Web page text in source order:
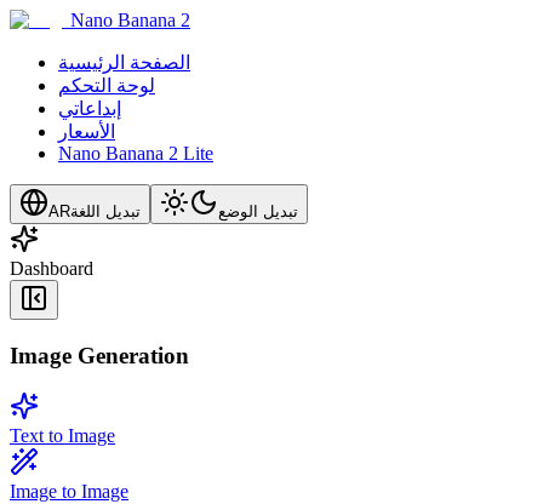
Nano Banana 2
الصفحة الرئيسية
لوحة التحكم
إبداعاتي
الأسعار
Nano Banana 2 Lite
ARتبديل اللغة تبديل الوضع
Dashboard
Image Generation
Text to Image
Image to Image